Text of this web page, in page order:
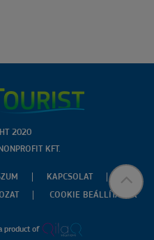
2020
KFT.
KAPCSOLAT
COOKIE BEÁLLÍTÁSOK
product of